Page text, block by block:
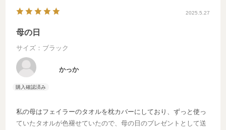
2025.5.27
母の日
サイズ：ブラック
かっか
私の母はフェイラーのタオルを枕カバーにしており、ずっと使っ
ていたタオルが色褪せていたので、母の日のプレゼントとして送